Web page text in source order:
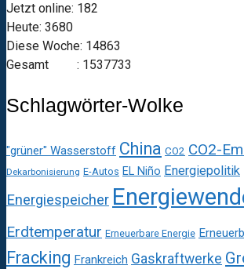
Jetzt online: 182
Heute: 3680
Diese Woche: 14863
Gesamt : 1537733
Schlagwörter-Wolke
"grüner" Wasserstoff China CO2 CO2-
Dekarbonisierung E-Autos EL Niño Energiepolitik
Energiespeicher
Erdtemperatur Erneuerbare Energie
Fracking Frankreich Gaskraftwerke